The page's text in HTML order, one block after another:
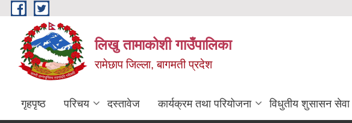
Skip to main content
लिखु तामाकोशी गाउँपालिका
रामेछाप जिल्ला, बागमती प्रदेश
गृहपृष्ठ परिचय दस्तावेज कार्यक्रम तथा परियोजना विधुतीय शुसासन सेवा